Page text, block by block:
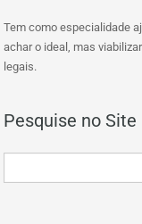
Tem como especialidade
achar o ideal, mas
legais.
Pesquise no Site